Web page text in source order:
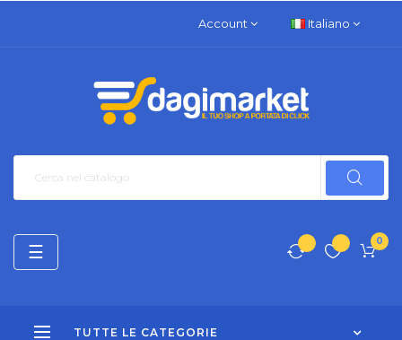
Account Italiano
0
TUTTE LE CATEGORIE
navigazione
Toggle
☰